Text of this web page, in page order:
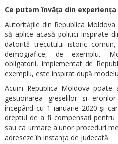
Ce putem învăța din
Autoritățile din Republica
să aplice acasă politici inspirate
datorită trecutului istoric
demografice, de exemplu.
obligatorii, implementat de
exemplu, este inspirat după
Acum Republica Moldova poate
gestionarea greșelilor și
începând cu 1 ianuarie 2020 și
dreptul de a fi compensați pentru
sau ca urmare a unor proceduri
adreseze în instanța de judecată.